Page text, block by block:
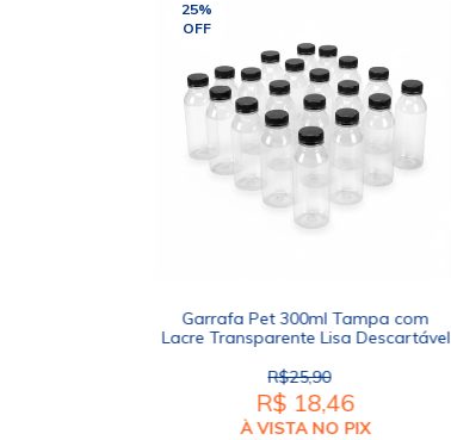
25%
OFF
Garrafa Pet 300ml Tampa com
Lacre Transparente Lisa Descartável
R$25,90
R$ 18,46
À VISTA NO PIX